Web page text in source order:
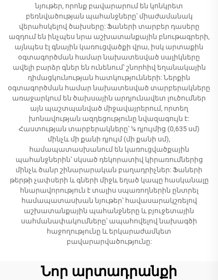
նյութեր, որոնք բավարարում են կոնկրետ
բեռնվածության պահանջները՝ միաժամանակ
վերահսկելով ծախսերը: Ֆաների տարբեր դասերը
ազդում են ինչպես նրա աշխատանքային բնութագրերի,
այնպես էլ գնային կառուցվածքի վրա, իսկ արտաքին
օգտագործման համար նախատեսված սալիկները
ավելի բարձր գներ են ունենում՝ շնորհիվ եղանակային
դիմացկունության հատկությունների: Ներքին
օգտագործման համար նախատեսված տարբերակները
առաջարկում են ծախսային արդյունավետ լուծումներ
այն պաշտպանված միջավայրերում, որտեղ
խոնավության ազդեցությունը նվազագույն է:
Հաստության տարբերակները՝ ¼ դյույմից (0,635 սմ)
մինչև մի քանի դյույմ (մի քանի սմ),
համապատասխանում են կառուցվածքային
պահանջներին՝ սկսած դեկորատիվ կիրառումներից
մինչև ծանր շինարարական բաղադրիչներ: Ֆաների
թերթի չափսերի և գների միջև եղած կապը հասկանալը
հնարավորություն է տալիս սպառողներին ընտրել
համապատասխան նյութեր՝ հավասարակշռելով
աշխատանքային պահանջները և բյուջետային
սահմանափակումները՝ ապահովելով նախագծի
հաջողությունը և երկարաժամկետ
բավարարվածությունը:
Նոր արտադրանքի